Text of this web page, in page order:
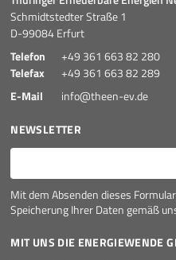
Schmidtstedter Straße 1
D-99084 Erfurt
Telefon
+49 361 663 82 280
Telefax
+49 361 663 82 289
E-Mail
info@theen-ev.de
NEWSLETTER
E-Mail*
Mit dem Absenden dieses
Speicherung Ihrer Daten gemäß
MIT UNS DIE ENERGIEWENDE